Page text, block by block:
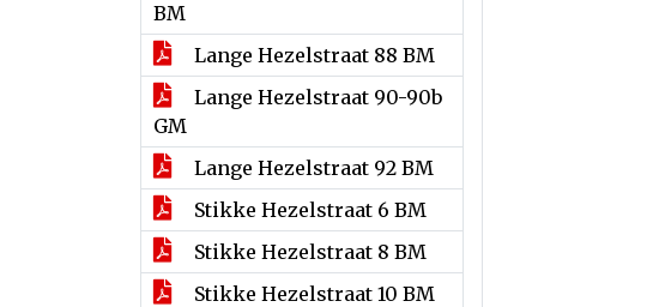
BM
Lange Hezelstraat 88 BM
Lange Hezelstraat 90-90b
GM
Lange Hezelstraat 92 BM
Stikke Hezelstraat 6 BM
Stikke Hezelstraat 8 BM
Stikke Hezelstraat 10 BM